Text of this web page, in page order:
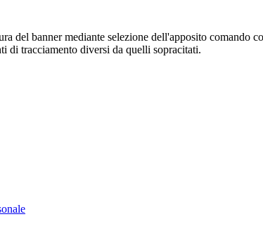
del banner mediante selezione dell'apposito
di tracciamento diversi da quelli sopracitati.